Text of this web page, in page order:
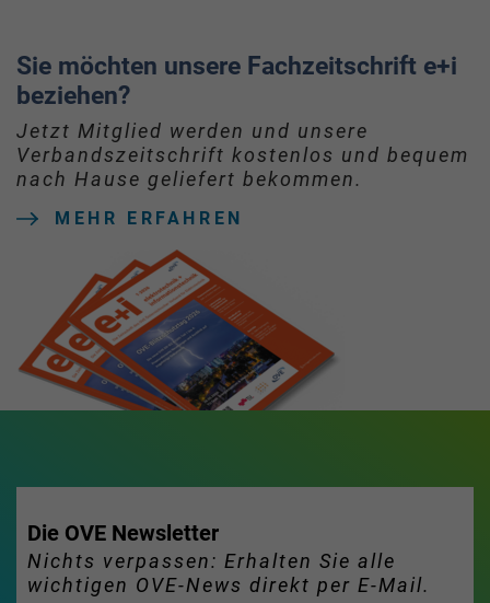
Sie möchten unsere Fachzeitschrift e+i
beziehen?
Jetzt Mitglied werden und unsere
Verbandszeitschrift kostenlos und bequem
nach Hause geliefert bekommen.
MEHR ERFAHREN
Die OVE Newsletter
Nichts verpassen: Erhalten Sie alle
wichtigen OVE-News direkt per E-Mail.